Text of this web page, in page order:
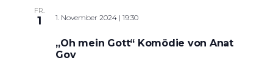
FR.
1 1. November 2024 | 19:30
„Oh mein Gott“ Komödie von Anat
Gov